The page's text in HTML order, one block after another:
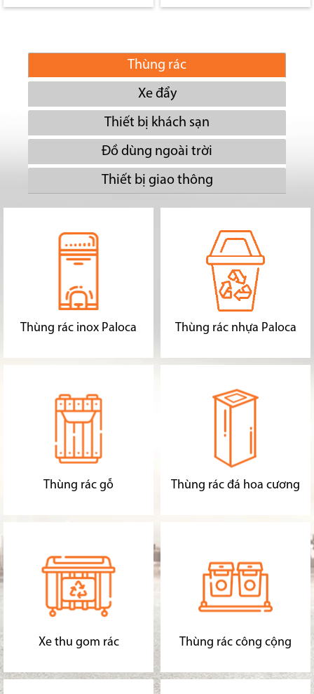
Thùng rác
Xe đẩy
Thiết bị khách sạn
Đồ dùng ngoài trời
Thiết bị giao thông
Thùng rác inox Paloca Thùng rác nhựa Paloca
Thùng rác gỗ Thùng rác đá hoa cương
Xe thu gom rác Thùng rác công cộng